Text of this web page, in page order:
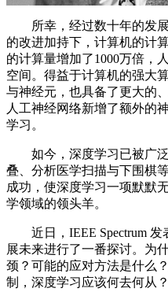
所幸，经过数十年的发展
的改进加持下，计算机的计
的计算量增加了1000万倍，
空间。得益于计算机的强大
与神经元，也具备了更大的
人工神经网络新增了额外的
学习。
如今，深度学习已被广泛
叠、分析医学扫描与下围棋
成功，使深度学习一项默默
学领域的领头羊。
近日，IEEE Spectrum 发
展未来进行了一番探讨。为
颈？可能的应对方法是什么
制，深度学习应该何去何从？